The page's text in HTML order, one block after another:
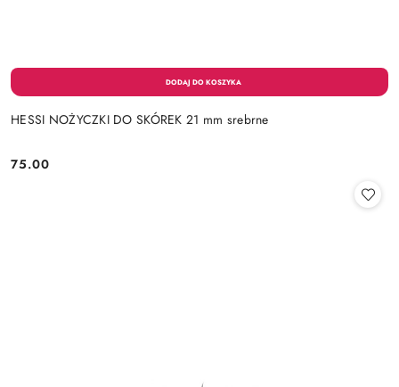
HESSI NOŻYCZKI DO SKÓREK 21 mm srebrne
Cena:
75.00